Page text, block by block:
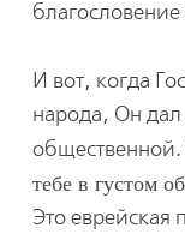
И вот, когда
народа, Он
тебе в густом
Это еврейская